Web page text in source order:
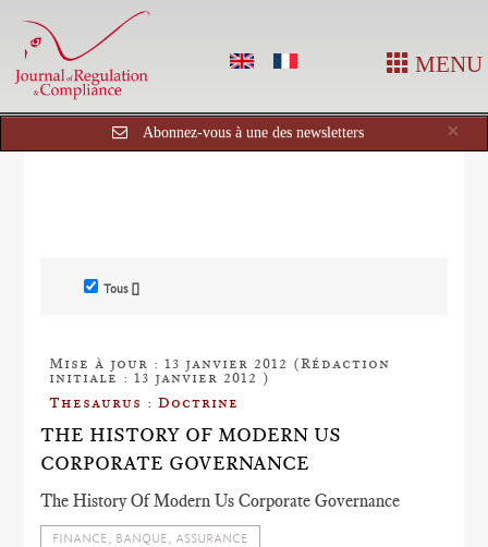
MENU
×
Abonnez-vous à une des newsletters
Tous []
Mise à jour : 13 janvier 2012 (Rédaction
initiale : 13 janvier 2012 )
Thesaurus : Doctrine
THE HISTORY OF MODERN US
CORPORATE GOVERNANCE
The History Of Modern Us Corporate Governance
FINANCE, BANQUE, ASSURANCE